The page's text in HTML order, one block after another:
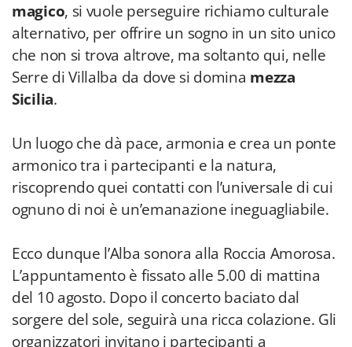
magico, si vuole perseguire richiamo culturale
alternativo, per offrire un sogno in un sito unico
che non si trova altrove, ma soltanto qui, nelle
Serre di Villalba da dove si domina mezza
Sicilia.
Un luogo che dà pace, armonia e crea un ponte
armonico tra i partecipanti e la natura,
riscoprendo quei contatti con l’universale di cui
ognuno di noi è un’emanazione ineguagliabile.
Ecco dunque l’Alba sonora alla Roccia Amorosa.
L’appuntamento è fissato alle 5.00 di mattina
del 10 agosto. Dopo il concerto baciato dal
sorgere del sole, seguirà una ricca colazione. Gli
organizzatori invitano i partecipanti a